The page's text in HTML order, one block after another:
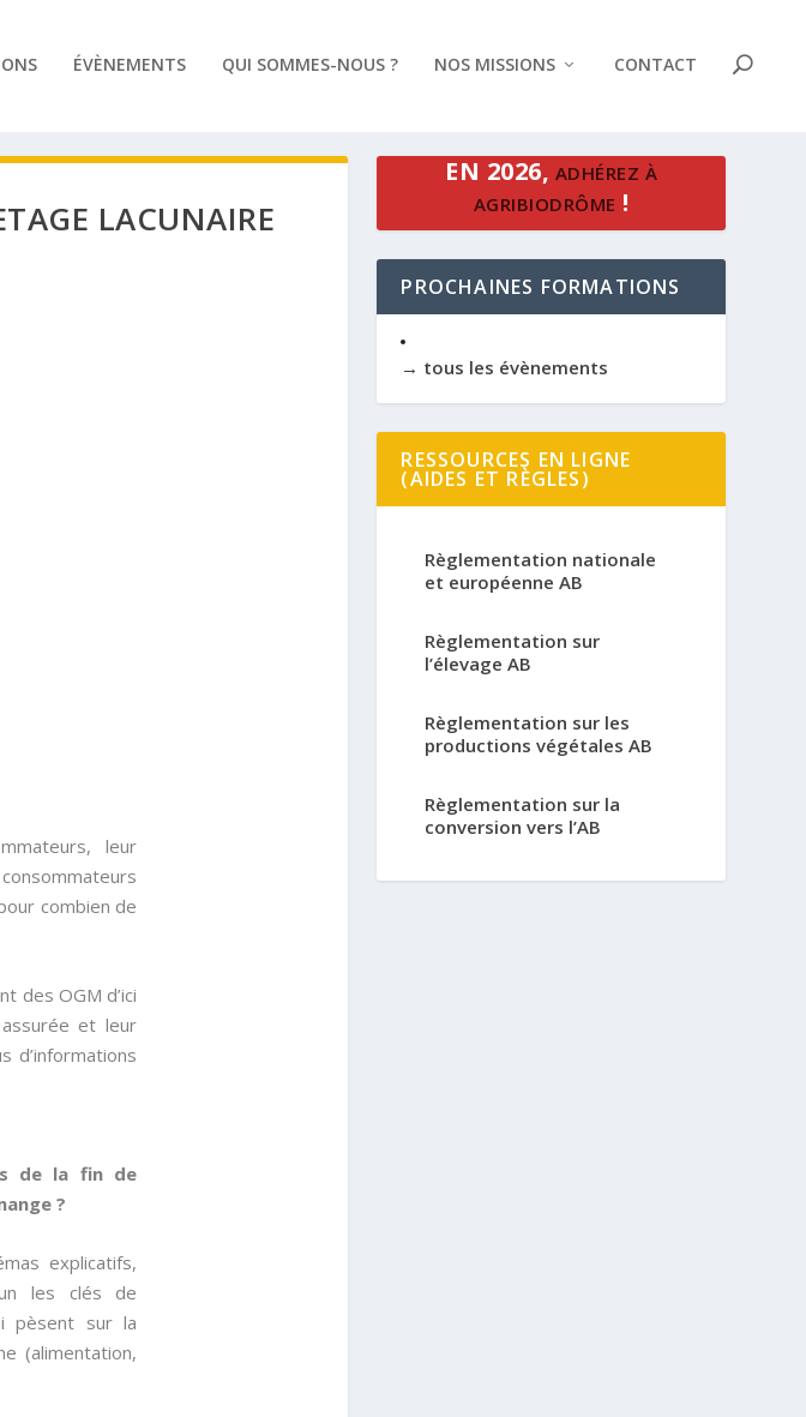
ÉVÈNEMENTS QUI SOMMES-NOUS ? NOS MISSIONS CONTACT
LACUNAIRE
leur
combien de
des OGM d’ici
et leur
d’informations
de la fin de
?
explicatifs,
les clés de
pèsent sur la
(alimentation,
EN 2026, ADHÉREZ À
AGRIBIODRÔME !
PROCHAINES FORMATIONS
→ tous les évènements
RESSOURCES EN LIGNE
(AIDES ET RÈGLES)
Règlementation nationale
et européenne AB
Règlementation sur
l’élevage AB
Règlementation sur les
productions végétales AB
Règlementation sur la
conversion vers l’AB